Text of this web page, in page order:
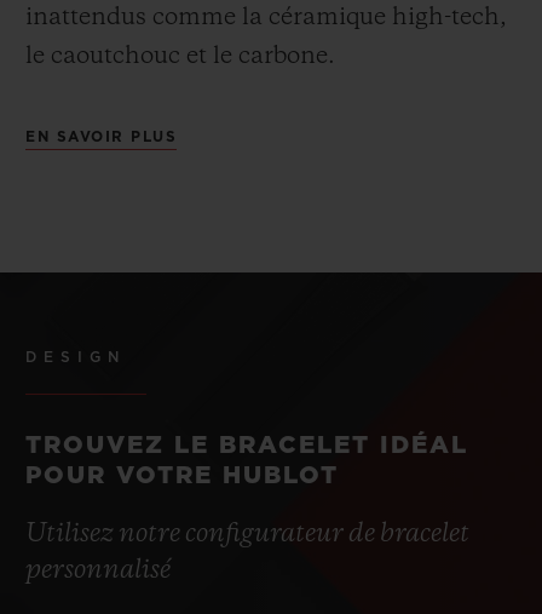
inattendus comme la céramique high-tech,
le caoutchouc et le carbone.
EN SAVOIR PLUS
DESIGN
TROUVEZ LE BRACELET IDÉAL
POUR VOTRE HUBLOT
Utilisez notre configurateur de bracelet
personnalisé